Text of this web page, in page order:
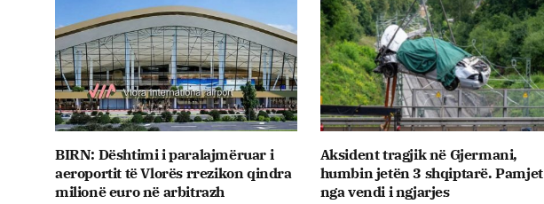
BIRN: Dështimi i paralajmëruar i
aeroportit të Vlorës rrezikon qindra
milionë euro në arbitrazh
Aksident tragjik në Gjermani,
humbin jetën 3 shqiptarë. Pamjet
nga vendi i ngjarjes